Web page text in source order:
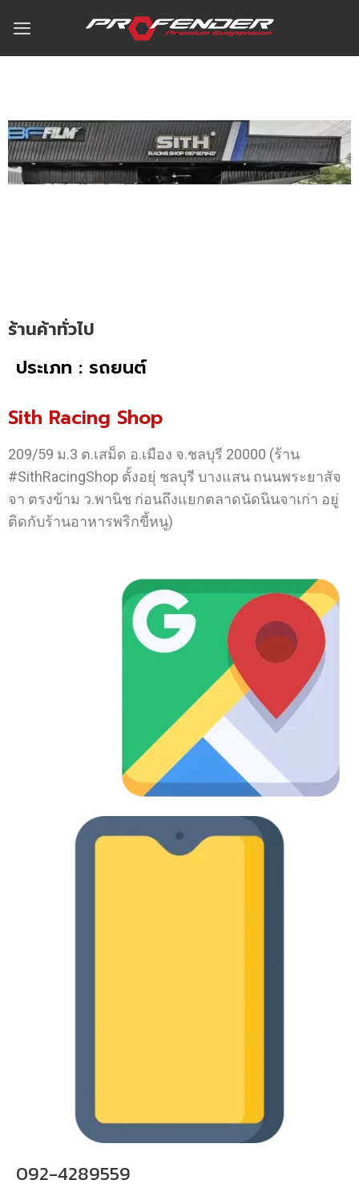
ร้านค้าทั่วไป
ประเภท : รถยนต์
Sith Racing Shop
209/59 ม.3 ต.เสม็ด อ.เมือง จ.ชลบุรี 20000 (ร้าน
#SithRacingShop ตั้งอยุ่ ชลบุรี บางแสน ถนนพระยาสัจ
จา ตรงข้าม ว.พานิช ก่อนถึงแยกตลาดนัดนินจาเก่า อยู่
ติดกับร้านอาหารพริกขี้หนู)
092-4289559